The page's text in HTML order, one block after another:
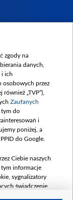
zgody na
danych,
i ich
osobowych przez
„TVP”),
Zaufanych
tym do
i
poniżej, a
do Google.
Ciebie naszych
tym informacje
sygnalizatory
świadczenie